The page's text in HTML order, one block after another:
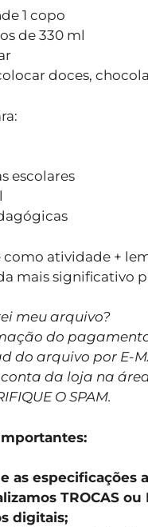
1 copo
de 330 ml
doces,
escolares
como atividade +
mais significativo
meu arquivo?
do
do arquivo por E-
da loja na
O SPAM.
as especificações
TROCAS ou
digitais;